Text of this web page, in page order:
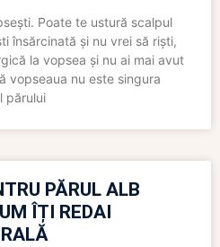
Poate te ustură scalpul
însărcinată și nu vrei să riști,
la vopsea și nu ai mai avut
vopseaua nu este singura
părului
PĂRUL ALB
ÎȚI REDAI